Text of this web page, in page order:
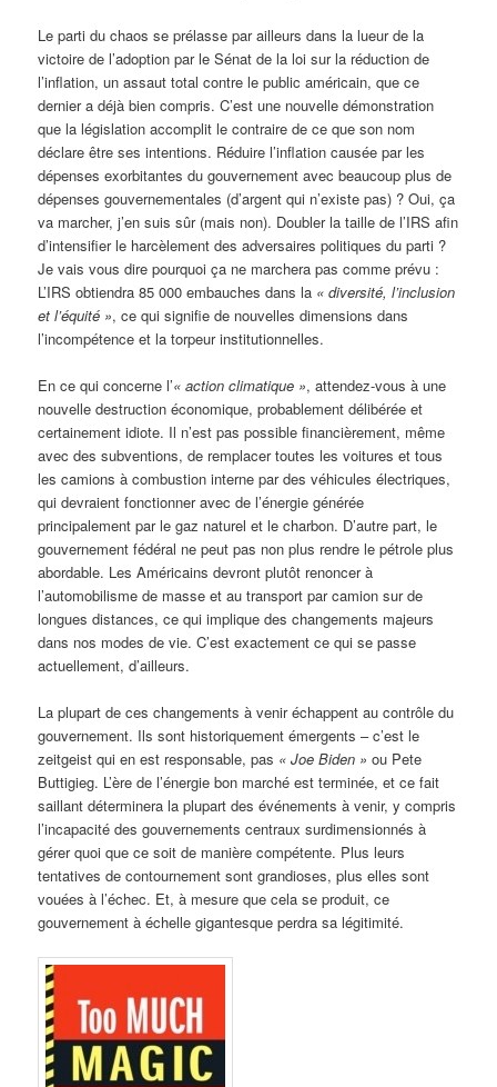
Le parti du chaos se prélasse par ailleurs dans la lueur de la
victoire de l’adoption par le Sénat de la loi sur la réduction de
l’inflation, un assaut total contre le public américain, que ce
dernier a déjà bien compris. C’est une nouvelle démonstration
que la législation accomplit le contraire de ce que son nom
déclare être ses intentions. Réduire l’inflation causée par les
dépenses exorbitantes du gouvernement avec beaucoup plus de
dépenses gouvernementales (d’argent qui n’existe pas) ? Oui, ça
va marcher, j’en suis sûr (mais non). Doubler la taille de l’IRS afin
d’intensifier le harcèlement des adversaires politiques du parti ?
Je vais vous dire pourquoi ça ne marchera pas comme prévu :
L’IRS obtiendra 85 000 embauches dans la « diversité, l’inclusion
et l’équité », ce qui signifie de nouvelles dimensions dans
l’incompétence et la torpeur institutionnelles.
En ce qui concerne l’« action climatique », attendez-vous à une
nouvelle destruction économique, probablement délibérée et
certainement idiote. Il n’est pas possible financièrement, même
avec des subventions, de remplacer toutes les voitures et tous
les camions à combustion interne par des véhicules électriques,
qui devraient fonctionner avec de l’énergie générée
principalement par le gaz naturel et le charbon. D’autre part, le
gouvernement fédéral ne peut pas non plus rendre le pétrole plus
abordable. Les Américains devront plutôt renoncer à
l’automobilisme de masse et au transport par camion sur de
longues distances, ce qui implique des changements majeurs
dans nos modes de vie. C’est exactement ce qui se passe
actuellement, d’ailleurs.
La plupart de ces changements à venir échappent au contrôle du
gouvernement. Ils sont historiquement émergents – c’est le
zeitgeist qui en est responsable, pas « Joe Biden » ou Pete
Buttigieg. L’ère de l’énergie bon marché est terminée, et ce fait
saillant déterminera la plupart des événements à venir, y compris
l’incapacité des gouvernements centraux surdimensionnés à
gérer quoi que ce soit de manière compétente. Plus leurs
tentatives de contournement sont grandioses, plus elles sont
vouées à l’échec. Et, à mesure que cela se produit, ce
gouvernement à échelle gigantesque perdra sa légitimité.